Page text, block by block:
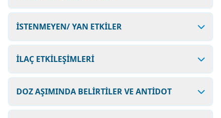
İSTENMEYEN/ YAN ETKİLER
İLAÇ ETKİLEŞİMLERİ
DOZ AŞIMINDA BELİRTİLER VE ANTİDOT